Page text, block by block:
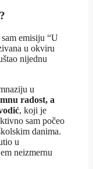
emisiju “U
u okviru
nijednu
u
radost, a
, koji je
sam počeo
danima.
u
neizmernu